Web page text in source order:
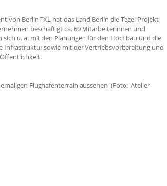
von Berlin TXL hat das Land Berlin die Tegel Projekt
beschäftigt ca. 60 Mitarbeiterinnen und
sich u. a. mit den Planungen für den Hochbau und die
Infrastruktur sowie mit der Vertriebsvorbereitung und
Flughafenterrain aussehen (Foto: Atelier